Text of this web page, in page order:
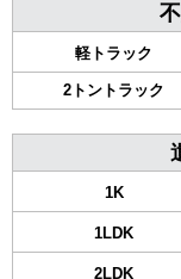
軽トラック
2トントラック
1K
1LDK
2LDK